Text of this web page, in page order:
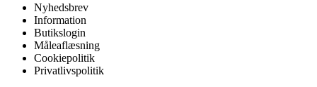
Nyhedsbrev
Information
Butikslogin
Måleaflæsning
Cookiepolitik
Privatlivspolitik